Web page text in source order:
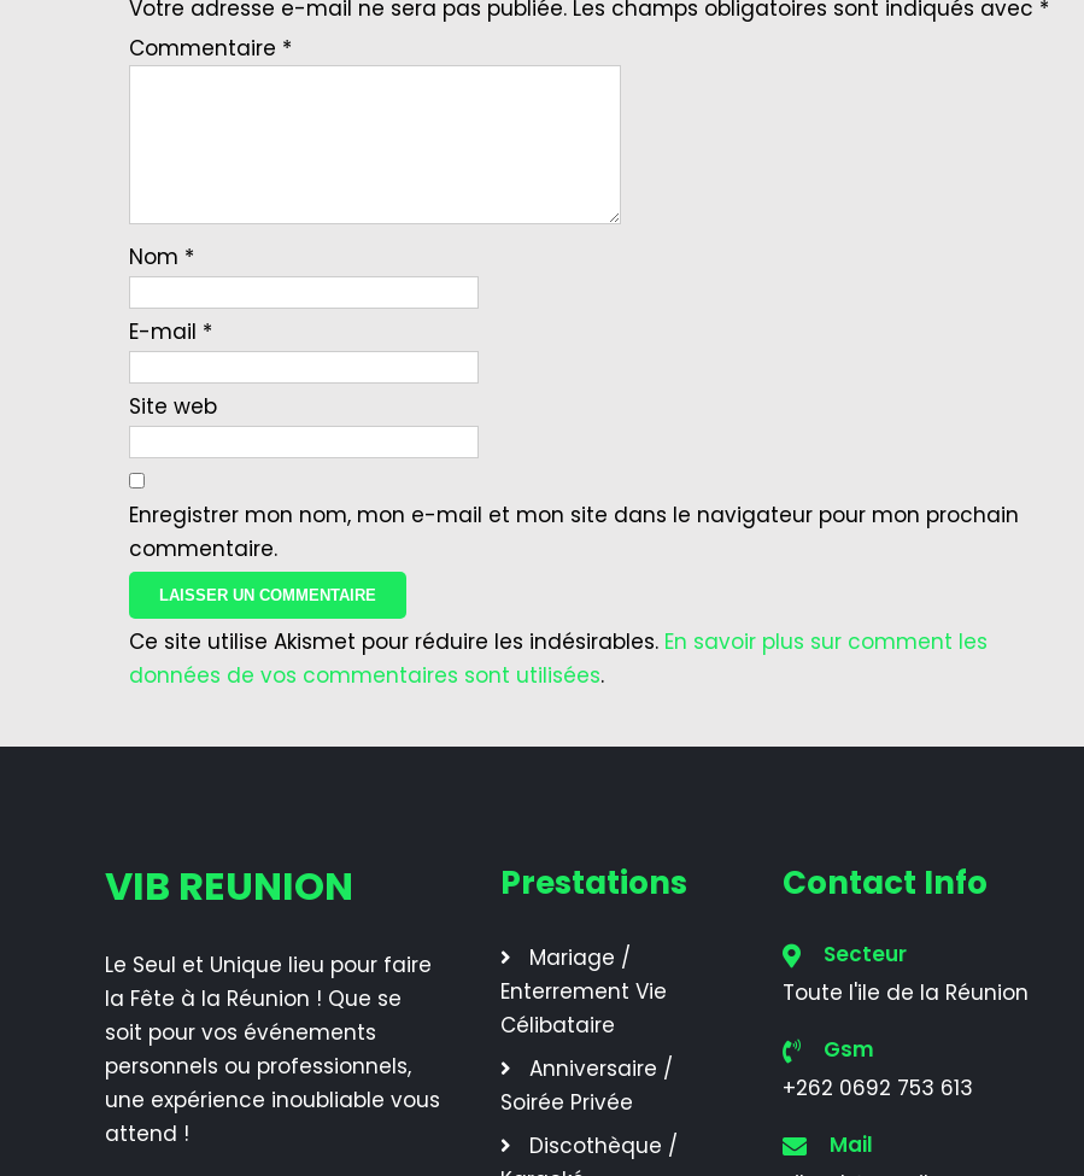
Votre adresse e-mail ne sera pas publiée. Les champs obligatoires sont indiqués avec *
Commentaire *
Nom *
E-mail *
Site web
Enregistrer mon nom, mon e-mail et mon site dans le navigateur pour mon prochain
commentaire.
Ce site utilise Akismet pour réduire les indésirables. En savoir plus sur comment les
données de vos commentaires sont utilisées.
VIB REUNION
Le Seul et Unique lieu pour faire
la Fête à la Réunion ! Que se
soit pour vos événements
personnels ou professionnels,
une expérience inoubliable vous
attend !
Prestations
Mariage /
Enterrement Vie
Célibataire
Anniversaire /
Soirée Privée
Discothèque /
Contact Info
Secteur
Toute l'ile de la Réunion
Gsm
+262 0692 753 613
Mail